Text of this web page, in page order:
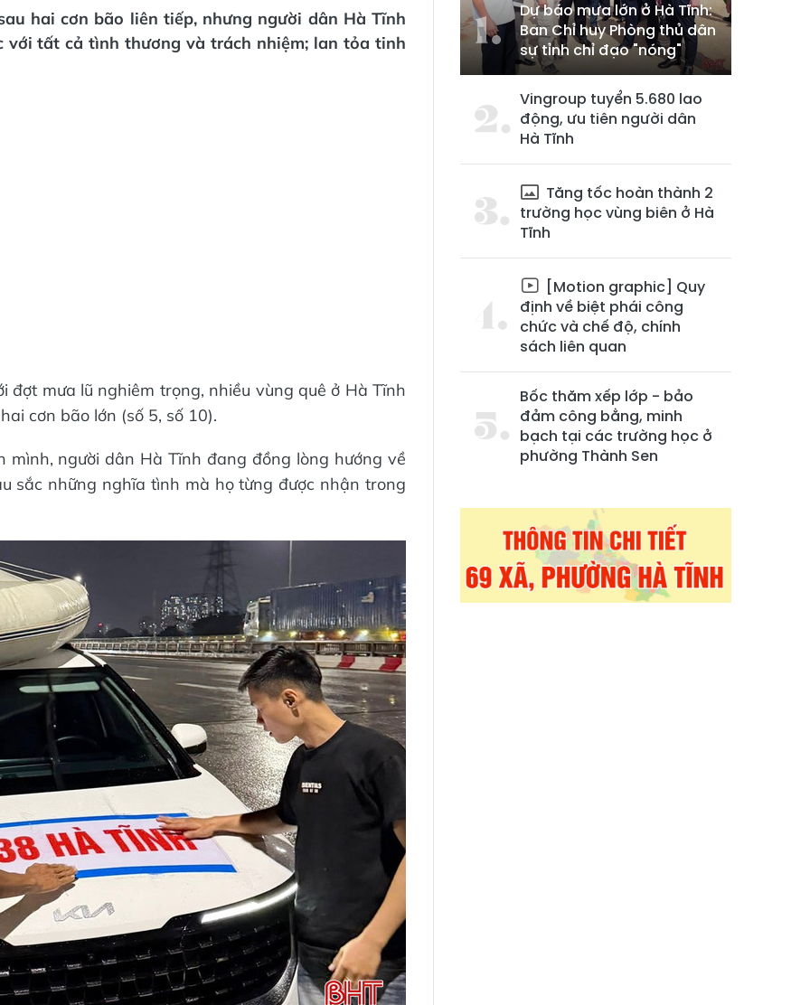
hai cơn bão liên tiếp, nhưng người dân Hà Tĩnh
với tất cả tình thương và trách nhiệm; lan tỏa tinh
đợt mưa lũ nghiêm trọng, nhiều vùng quê ở Hà Tĩnh
cơn bão lớn (số 5, số 10).
người dân Hà Tĩnh đang đồng lòng hướng về
sắc những nghĩa tình mà họ từng được nhận trong
Dự báo mưa lớn ở Hà Tĩnh:
Ban Chỉ huy Phòng thủ dân
sự tỉnh chỉ đạo "nóng"
Vingroup tuyển 5.680 lao
động, ưu tiên người dân
Hà Tĩnh
Tăng tốc hoàn thành 2
trường học vùng biên ở Hà
Tĩnh
[Motion graphic] Quy
định về biệt phái công
chức và chế độ, chính
sách liên quan
Bốc thăm xếp lớp - bảo
đảm công bằng, minh
bạch tại các trường học ở
phường Thành Sen